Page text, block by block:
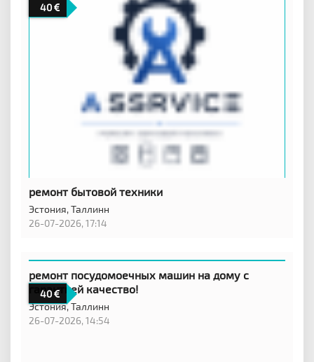
40
ремонт бытовой техники
Эстония,Таллинн
26-07-2026, 17:14
40
ремонт посудомоечных машин на дому с
гарантией качество!
Эстония,Таллинн
26-07-2026, 14:54